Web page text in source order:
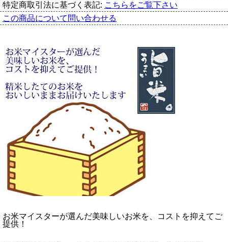
特定商取引法に基づく表記: こちらをご覧下さい
この商品について問い合わせる
お米マイスターが選んだ美味しいお米を、コストを抑えてご
提供！